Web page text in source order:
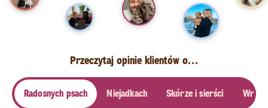
Przeczytaj opinie klientów o...
Radosnych psach Niejadkach Skórze i sierści